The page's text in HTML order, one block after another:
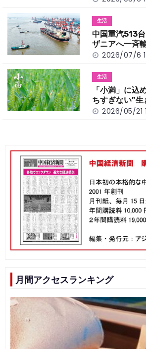
生活
中国重汽513
ザニアへ一斉
2026/07/6
生活
「小満」に
ちすぎない”
2026/05/21
月間アクセスランキング